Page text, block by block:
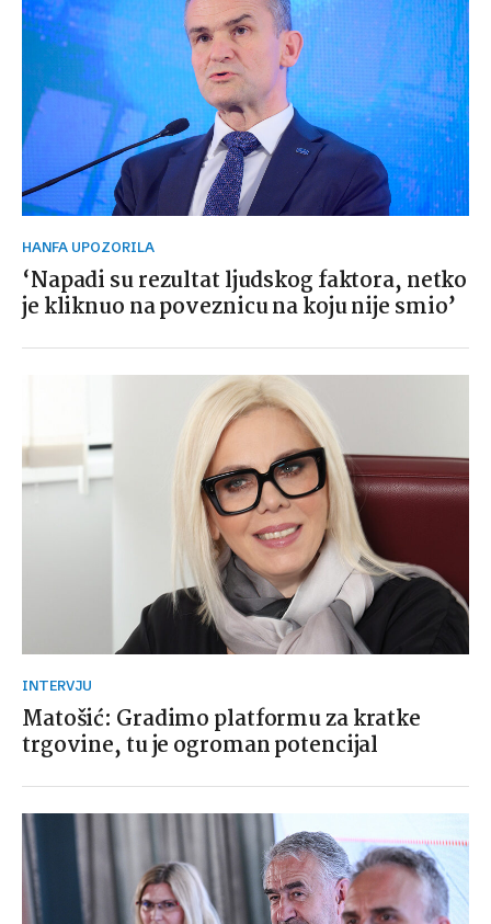
HANFA UPOZORILA
‘Napadi su rezultat ljudskog faktora, netko
je kliknuo na poveznicu na koju nije smio’
INTERVJU
Matošić: Gradimo platformu za kratke
trgovine, tu je ogroman potencijal